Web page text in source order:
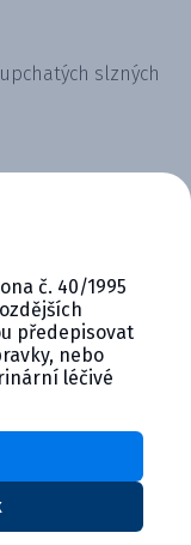
slzných
KTORÁ
Cymedica
Plus:
č. 40/1995
předepisovat
nebo
léčivé